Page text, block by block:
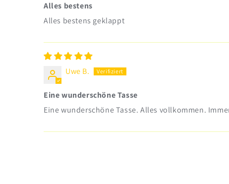
Alles bestens
Alles bestens geklappt
Uwe B.
Eine wunderschöne Tasse
Eine wunderschöne Tasse. Alles vollkommen.